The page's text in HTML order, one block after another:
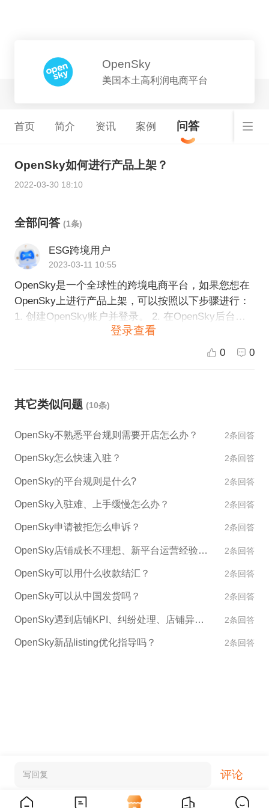
OpenSky
美国本土高利润电商平台
首页 简介 资讯 案例 问答
OpenSky如何进行产品上架？
2022-03-30 18:10
全部问答 (1条)
ESG跨境用户
2023-03-11 10:55
OpenSky是一个全球性的跨境电商平台，如果您想在
OpenSky上进行产品上架，可以按照以下步骤进行：
1. 创建OpenSky账户并登录。 2. 在OpenSky后台管
理系统中，使用产品管理功能，上传要上架的产品图
架产品的质量和合规性有高要求。因此，在上架产品
Sky的上架要求。同时，您还需要遵守OpenSky的规
则和流程，保证自己的账户和店铺受到良好的评价。
登录查看
0 0
其它类似问题 (10条)
OpenSky不熟悉平台规则需要开店怎么办？ 2条回答
OpenSky怎么快速入驻？ 2条回答
OpenSky的平台规则是什么? 2条回答
OpenSky入驻难、上手缓慢怎么办？ 2条回答
OpenSky申请被拒怎么申诉？ 2条回答
OpenSky店铺成长不理想、新平台运营经验不足怎么办？ 2条回答
OpenSky可以用什么收款结汇？ 2条回答
OpenSky可以从中国发货吗？ 2条回答
OpenSky遇到店铺KPI、纠纷处理、店铺异常如何处理？ 2条回答
OpenSky新品listing优化指导吗？ 2条回答
写回复 评论